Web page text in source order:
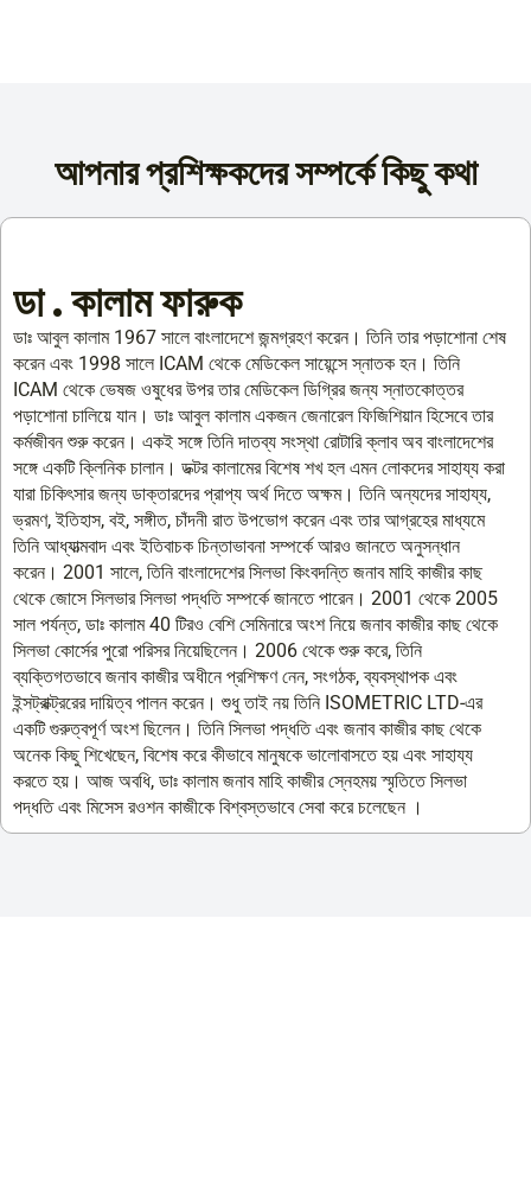
আপনার প্রশিক্ষকদের সম্পর্কে কিছু কথা
ডা . কালাম ফারুক
ডাঃ আবুল কালাম 1967 সালে বাংলাদেশে জন্মগ্রহণ করেন। তিনি তার পড়াশোনা শেষ
করেন এবং 1998 সালে ICAM থেকে মেডিকেল সায়েন্সে স্নাতক হন। তিনি
ICAM থেকে ভেষজ ওষুধের উপর তার মেডিকেল ডিগ্রির জন্য স্নাতকোত্তর
পড়াশোনা চালিয়ে যান। ডাঃ আবুল কালাম একজন জেনারেল ফিজিশিয়ান হিসেবে তার
কর্মজীবন শুরু করেন। একই সঙ্গে তিনি দাতব্য সংস্থা রোটারি ক্লাব অব বাংলাদেশের
সঙ্গে একটি ক্লিনিক চালান। ডক্টর কালামের বিশেষ শখ হল এমন লোকদের সাহায্য করা
যারা চিকিৎসার জন্য ডাক্তারদের প্রাপ্য অর্থ দিতে অক্ষম। তিনি অন্যদের সাহায্য,
ভ্রমণ, ইতিহাস, বই, সঙ্গীত, চাঁদনী রাত উপভোগ করেন এবং তার আগ্রহের মাধ্যমে
তিনি আধ্যাত্মবাদ এবং ইতিবাচক চিন্তাভাবনা সম্পর্কে আরও জানতে অনুসন্ধান
করেন। 2001 সালে, তিনি বাংলাদেশের সিলভা কিংবদন্তি জনাব মাহি কাজীর কাছ
থেকে জোসে সিলভার সিলভা পদ্ধতি সম্পর্কে জানতে পারেন। 2001 থেকে 2005
সাল পর্যন্ত, ডাঃ কালাম 40 টিরও বেশি সেমিনারে অংশ নিয়ে জনাব কাজীর কাছ থেকে
সিলভা কোর্সের পুরো পরিসর নিয়েছিলেন। 2006 থেকে শুরু করে, তিনি
ব্যক্তিগতভাবে জনাব কাজীর অধীনে প্রশিক্ষণ নেন, সংগঠক, ব্যবস্থাপক এবং
ইন্সট্রাক্ট্ররের দায়িত্ব পালন করেন। শুধু তাই নয় তিনি ISOMETRIC LTD-এর
একটি গুরুত্বপূর্ণ অংশ ছিলেন। তিনি সিলভা পদ্ধতি এবং জনাব কাজীর কাছ থেকে
অনেক কিছু শিখেছেন, বিশেষ করে কীভাবে মানুষকে ভালোবাসতে হয় এবং সাহায্য
করতে হয়। আজ অবধি, ডাঃ কালাম জনাব মাহি কাজীর স্নেহময় স্মৃতিতে সিলভা
পদ্ধতি এবং মিসেস রওশন কাজীকে বিশ্বস্তভাবে সেবা করে চলেছেন ।